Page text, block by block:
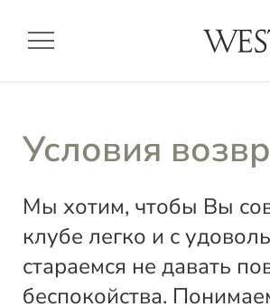
menu
Условия
Мы хотим, чтобы Вы
клубе легко и с
стараемся не давать
беспокойства.